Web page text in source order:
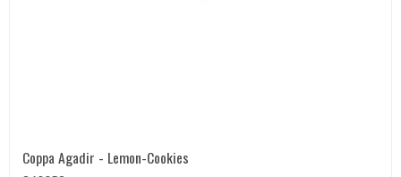
Coppa Agadir - Lemon-Cookies